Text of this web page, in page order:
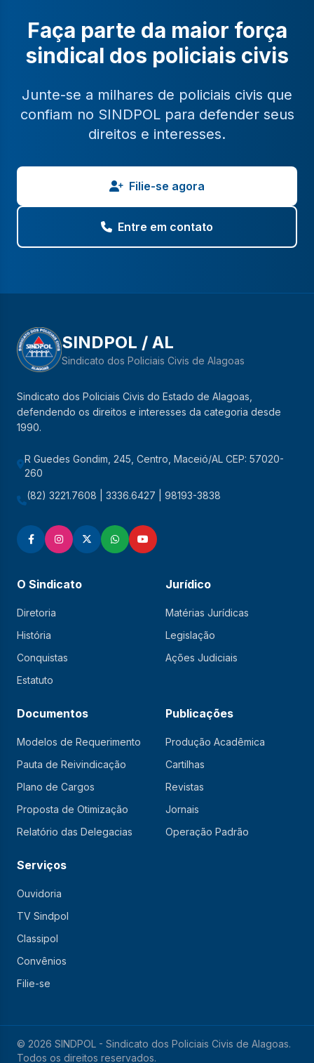
Faça parte da maior força
sindical dos policiais civis
Junte-se a milhares de policiais civis que
confiam no SINDPOL para defender seus
direitos e interesses.
Filie-se agora
Entre em contato
SINDPOL / AL
Sindicato dos Policiais Civis de Alagoas
Sindicato dos Policiais Civis do Estado de Alagoas,
defendendo os direitos e interesses da categoria desde
1990.
R Guedes Gondim, 245, Centro, Maceió/AL CEP: 57020-
260
(82) 3221.7608 | 3336.6427 | 98193-3838
O Sindicato
Diretoria
História
Conquistas
Estatuto
Jurídico
Matérias Jurídicas
Legislação
Ações Judiciais
Documentos
Modelos de Requerimento
Pauta de Reivindicação
Plano de Cargos
Proposta de Otimização
Relatório das Delegacias
Publicações
Produção Acadêmica
Cartilhas
Revistas
Jornais
Operação Padrão
Serviços
Ouvidoria
TV Sindpol
Classipol
Convênios
Filie-se
© 2026 SINDPOL - Sindicato dos Policiais Civis de Alagoas.
Todos os direitos reservados.